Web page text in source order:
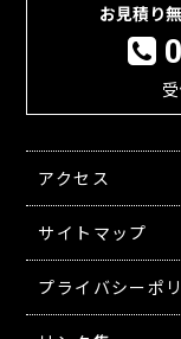
お見積り
アクセス
サイトマップ
プライバシーポ